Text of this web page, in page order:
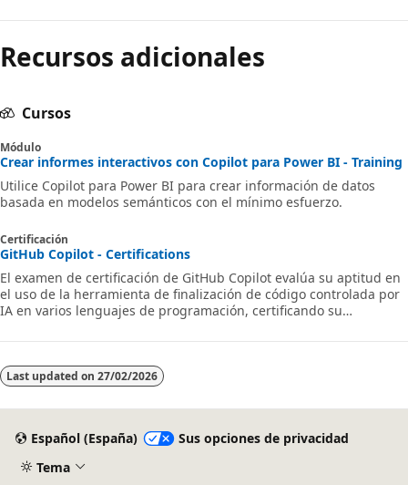
Recursos adicionales
Cursos
Módulo
Crear informes interactivos con Copilot para Power BI - Training
Utilice Copilot para Power BI para crear información de datos
basada en modelos semánticos con el mínimo esfuerzo.
Certificación
GitHub Copilot - Certifications
El examen de certificación de GitHub Copilot evalúa su aptitud en
el uso de la herramienta de finalización de código controlada por
IA en varios lenguajes de programación, certificando su
software de forma eficaz.
Last updated on 27/02/2026
Español (España)
Sus opciones de privacidad
Tema